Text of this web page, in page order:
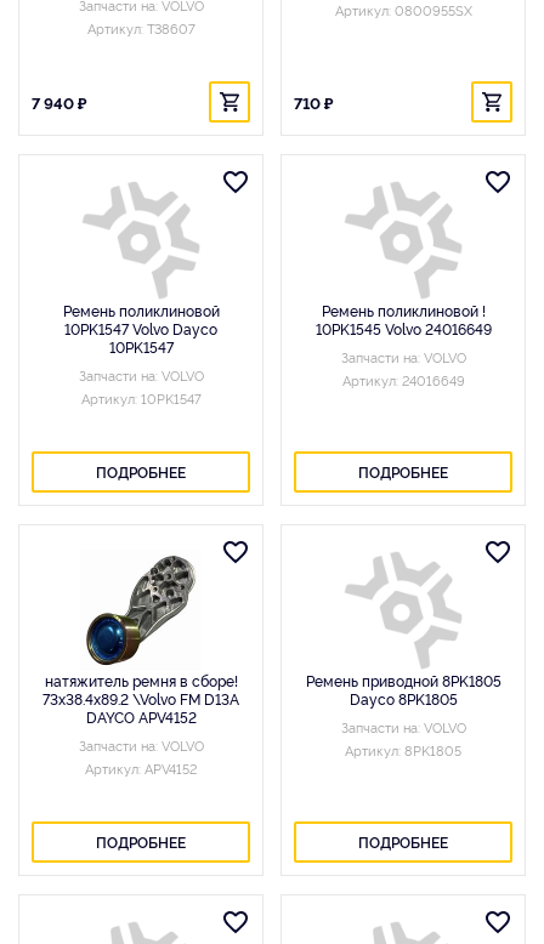
Запчасти на: VOLVO
Артикул: T38607
7 940 ₽
Артикул: 0800955SX
710 ₽
Ремень поликлиновой
10PK1547 Volvo Dayco
10PK1547
Запчасти на: VOLVO
Артикул: 10PK1547
ПОДРОБНЕЕ
Ремень поликлиновой !
10PK1545 Volvo 24016649
Запчасти на: VOLVO
Артикул: 24016649
ПОДРОБНЕЕ
натяжитель ремня в сборе!
73x38.4x89.2 \Volvo FM D13A
DAYCO APV4152
Запчасти на: VOLVO
Артикул: APV4152
ПОДРОБНЕЕ
Ремень приводной 8PK1805
Dayco 8PK1805
Запчасти на: VOLVO
Артикул: 8PK1805
ПОДРОБНЕЕ